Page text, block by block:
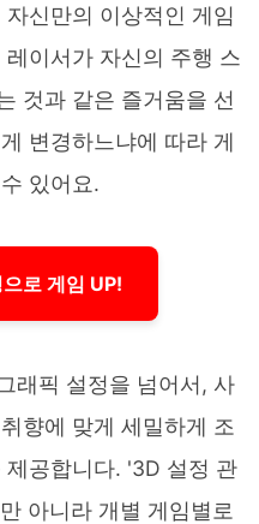
신만의 이상적인 게임
이서가 자신의 주행 스
것과 같은 즐거움을 선
변경하느냐에 따라 게
있어요.
로 게임 UP!
래픽 설정을 넘어서, 사
향에 맞게 세밀하게 조
공합니다. '3D 설정 관
아니라 개별 게임별로